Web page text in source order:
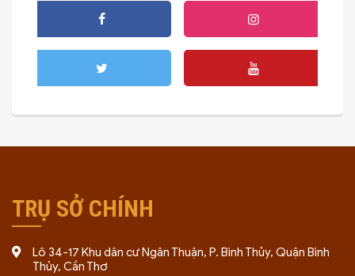
TRỤ SỞ CHÍNH
Lô 34-17 Khu dân cư Ngân Thuận, P. Bình Thủy, Quận Bình
Thủy, Cần Thơ